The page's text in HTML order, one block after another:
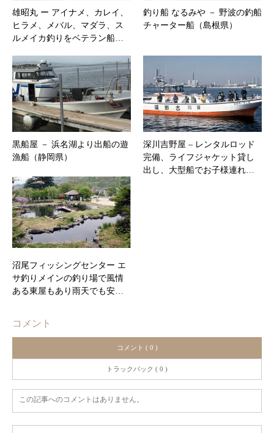
雄昭丸 ー アイナメ、カレイ、
ヒラメ、メバル、マダラ、ス
ルメイカ釣りをベテラン船…
釣り船 なるみや － 野波の釣船
チャーター船（島根県）
黒船屋 － 浜名湖より出船の遊
漁船（静岡県）
深川吉野屋 – ​レンタルロッド
完備、ライフジャケット貸し
出し、大型船でお子様連れ…
沼尾フィッシングセンター エ
サ釣りメインの釣り場で風情
ある東屋もあり雨天でも安…
コメント
コメント ( 0 )
トラックバック ( 0 )
この記事へのコメントはありません。